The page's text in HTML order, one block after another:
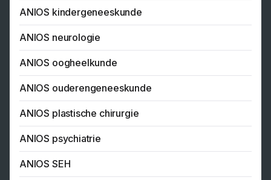
ANIOS kindergeneeskunde
ANIOS neurologie
ANIOS oogheelkunde
ANIOS ouderengeneeskunde
ANIOS plastische chirurgie
ANIOS psychiatrie
ANIOS SEH